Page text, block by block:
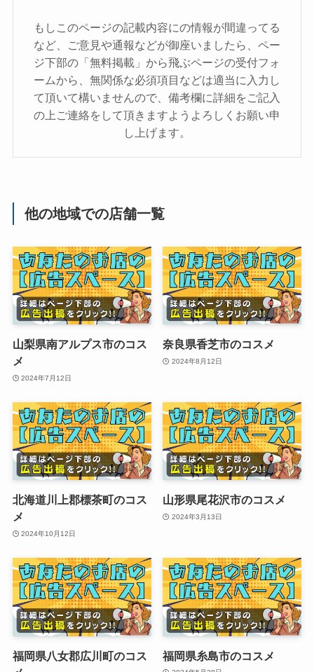
もしこのページの記載内容にの情報が間違ってる
など、ご意見や通報などが御座いましたら、ペー
ジ下部の「無料掲載」から飛ぶページの受付フォ
ームから、無関係な必須項目などは適当に入力し
て頂いて構いませんので、備考欄に詳細をご記入
の上ご連絡をして頂きますようよろしくお願い申
し上げます。
他の地域での店舗一覧
山梨県南アルプス市のコス
メ
2024年7月12日
奈良県香芝市のコスメ
2024年8月12日
北海道川上郡標茶町のコス
メ
2024年10月12日
山形県尾花沢市のコスメ
2024年3月13日
福岡県八女郡広川町のコス
福岡県糸島市のコスメ